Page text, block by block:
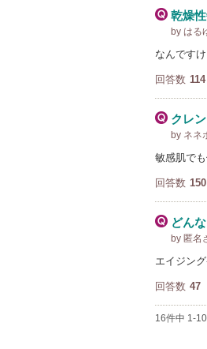
乾燥
by はる
なんです
回答数 114
クレ
by ネネ
敏感肌で
回答数 150
どん
by 匿名
エイジン
回答数 47
16件中 1-